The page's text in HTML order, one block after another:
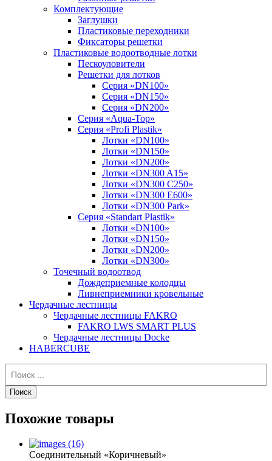
Комплектующие
Заглушки
Пластиковые переходники
Фиксаторы решетки
Пластиковые водоотводные лотки
Пескоуловители
Решетки для лотков
Серия «DN100»
Серия «DN150»
Серия «DN200»
Серия «Aqua-Top»
Серия «Profi Plastik»
Лотки «DN100»
Лотки «DN150»
Лотки «DN200»
Лотки «DN300 A15»
Лотки «DN300 C250»
Лотки «DN300 E600»
Лотки «DN300 Park»
Серия «Standart Plastik»
Лотки «DN100»
Лотки «DN150»
Лотки «DN200»
Лотки «DN300»
Точечный водоотвод
Дождеприемные колодцы
Ливнеприемники кровельные
Чердачные лестницы
Чердачные лестницы FAKRO
FAKRO LWS SMART PLUS
Чердачные лестницы Docke
HABERCUBE
Похожие товары
Соединительный «Коричневый»